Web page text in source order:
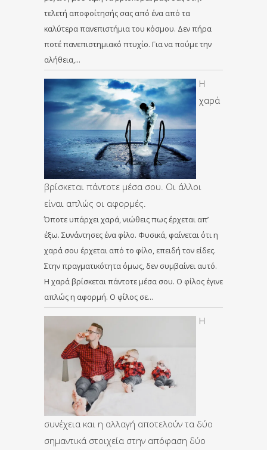
τελετή αποφοίτησής σας από ένα από τα
καλύτερα πανεπιστήμια του κόσμου. Δεν πήρα
ποτέ πανεπιστημιακό πτυχίο. Για να πούμε την
αλήθεια,…
Η
χαρά
βρίσκεται πάντοτε μέσα σου. Οι άλλοι
είναι απλώς οι αφορμές.
Όποτε υπάρχει χαρά, νιώθεις πως έρχεται απ’
έξω. Συνάντησες ένα φίλο. Φυσικά, φαίνεται ότι η
χαρά σου έρχεται από το φίλο, επειδή τον είδες.
Στην πραγματικότητα όμως, δεν συμβαίνει αυτό.
Η χαρά βρίσκεται πάντοτε μέσα σου. Ο φίλος έγινε
απλώς η αφορμή. Ο φίλος σε…
Η
συνέχεια και η αλλαγή αποτελούν τα δύο
σημαντικά στοιχεία στην απόφαση δύο